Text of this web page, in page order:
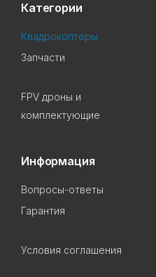
Категории
Квадрокоптеры
Запчасти
FPV дроны и
комплектующие
Информация
Вопросы-ответы
Гарантия
Условия соглашения